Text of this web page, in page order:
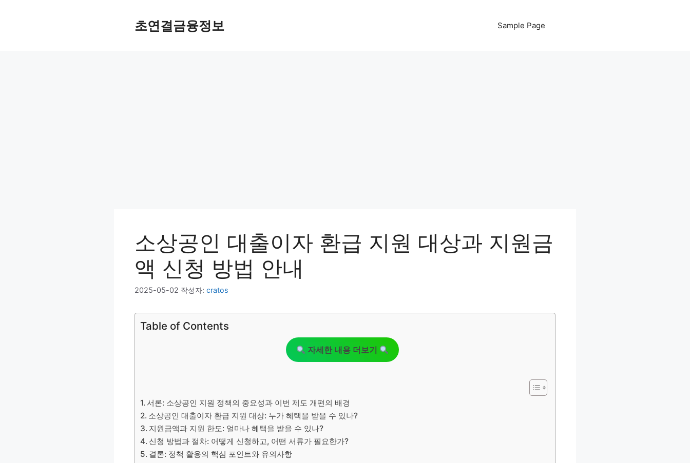
초연결금융정보 Sample Page
소상공인 대출이자 환급 지원 대상과 지원금
액 신청 방법 안내
2025-05-02 작성자: cratos
Table of Contents
자세한 내용 더보기
서론: 소상공인 지원 정책의 중요성과 이번 제도 개편의 배경
소상공인 대출이자 환급 지원 대상: 누가 혜택을 받을 수 있나?
지원금액과 지원 한도: 얼마나 혜택을 받을 수 있나?
신청 방법과 절차: 어떻게 신청하고, 어떤 서류가 필요한가?
결론: 정책 활용의 핵심 포인트와 유의사항